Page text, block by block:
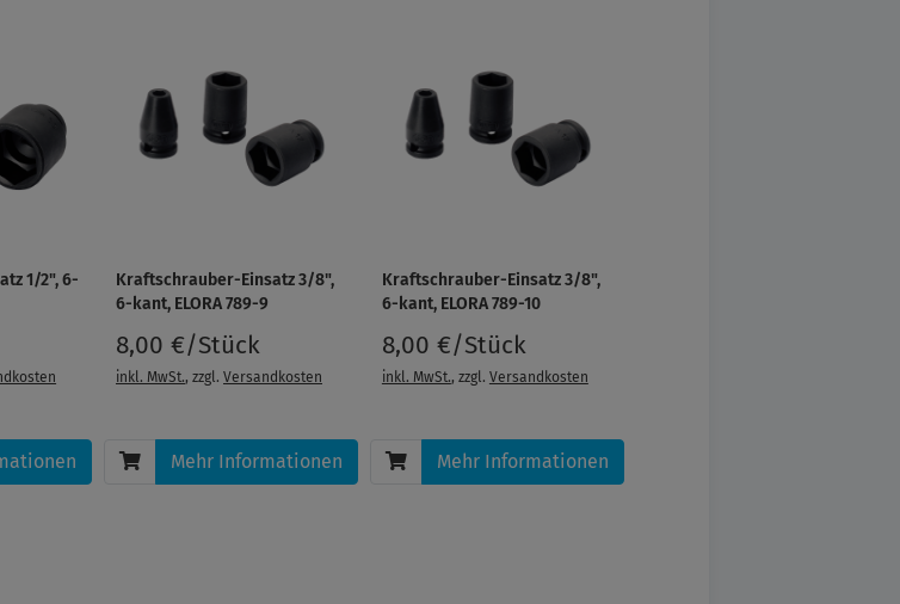
1/2", 6-
Kraftschrauber-Einsatz 3/8",
6-kant, ELORA 789-9
8,00 €/Stück
inkl. MwSt., zzgl. Versandkosten
Mehr Informationen
Kraftschrauber-Einsatz 3/8",
6-kant, ELORA 789-10
8,00 €/Stück
inkl. MwSt., zzgl. Versandkosten
Mehr Informationen